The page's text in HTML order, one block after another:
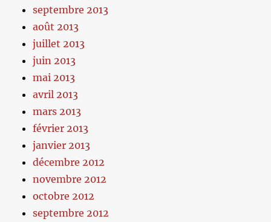
septembre 2013
août 2013
juillet 2013
juin 2013
mai 2013
avril 2013
mars 2013
février 2013
janvier 2013
décembre 2012
novembre 2012
octobre 2012
septembre 2012